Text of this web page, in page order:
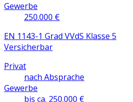
Gewerbe
250.000 €
EN 1143-1 Grad VVdS Klasse 5
Versicherbar
Privat
nach Absprache
Gewerbe
bis ca. 250.000 €